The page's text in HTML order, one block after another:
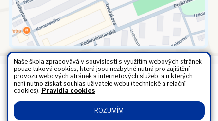
Všechna práva vyhrazena. Copyright © 2026 |Mapa stránek
Kontakty| Přihlásit|Prohlášení o přístupnosti|Pravidla COOKIES
Naše škola zpracovává v souvislosti s využitím webových stránek
pouze taková cookies, která jsou nezbytně nutná pro zajištění
provozu webových stránek a internetových služeb, a u kterých
není nutno získat souhlas uživatele webu (technické a relační
cookies). Pravidla cookies
ROZUMÍM